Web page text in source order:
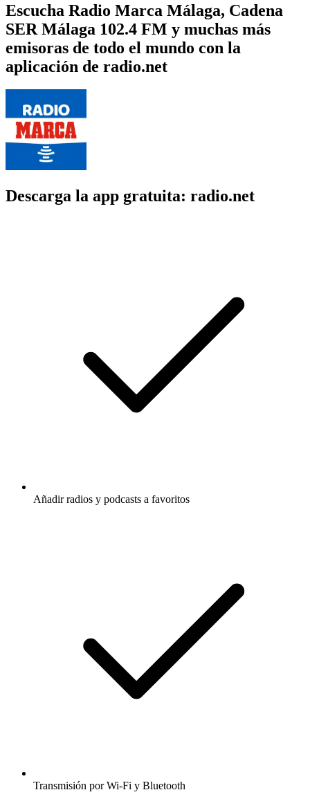
Escucha Radio Marca Málaga, Cadena
SER Málaga 102.4 FM y muchas más
emisoras de todo el mundo con la
aplicación de radio.net
Descarga la app gratuita: radio.net
Añadir radios y podcasts a favoritos
Transmisión por Wi-Fi y Bluetooth